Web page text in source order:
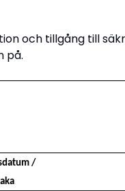
och tillgång till
på.
/